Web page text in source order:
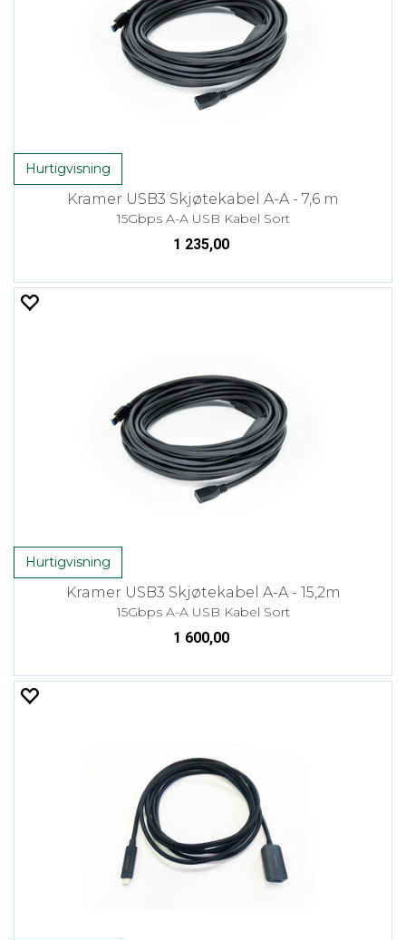
Hurtigvisning
Kramer USB3 Skjøtekabel A-A - 7,6 m
15Gbps A-A USB Kabel Sort
1 235,00
Hurtigvisning
Kramer USB3 Skjøtekabel A-A - 15,2m
15Gbps A-A USB Kabel Sort
1 600,00